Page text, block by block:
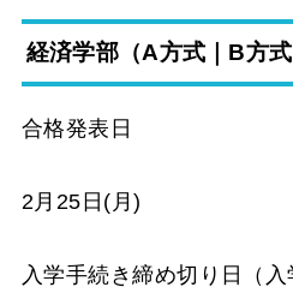
経済学部（A方式｜B方式
合格発表日
2月25日(月)
入学手続き締め切り日（入